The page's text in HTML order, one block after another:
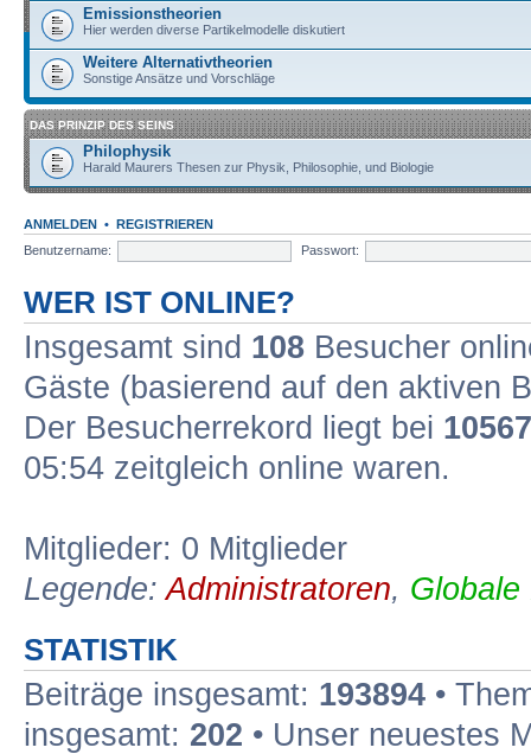
Emissionstheorien
Hier werden diverse Partikelmodelle diskutiert
Weitere Alternativtheorien
Sonstige Ansätze und Vorschläge
DAS PRINZIP DES SEINS
Philophysik
Harald Maurers Thesen zur Physik, Philosophie, und Biologie
ANMELDEN • REGISTRIEREN
Benutzername:
Passwort:
WER IST ONLINE?
Insgesamt sind 108 Besucher
Gäste (basierend auf den aktiven
Der Besucherrekord liegt bei 10567
05:54 zeitgleich online waren.
Mitglieder: 0 Mitglieder
Legende:Administratoren, Globale
STATISTIK
Beiträge insgesamt: 193894 •
insgesamt: 202 • Unser neuestes